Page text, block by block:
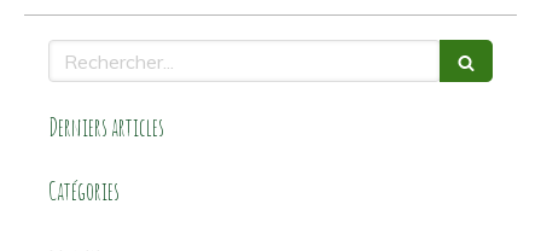
Rechercher
Derniers articles
Catégories